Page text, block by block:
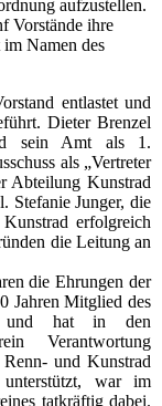
aufzustellen.
Vorstände ihre
Namen des
entlastet und
Dieter Brenzel
sein Amt als 1.
als „Vertreter
Abteilung Kunstrad
Stefanie Junger, die
erfolgreich
die Leitung an
die Ehrungen der
Jahren Mitglied des
und hat in den
Verantwortung
und Kunstrad
unterstützt, war im
tatkräftig dabei.